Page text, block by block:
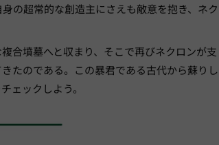
の超常的な創造主にさえも敵意を抱き、ネク
合墳墓へと収まり、そこで再びネクロンが支
たのである。この暴君である古代から蘇りし
ェックしよう。